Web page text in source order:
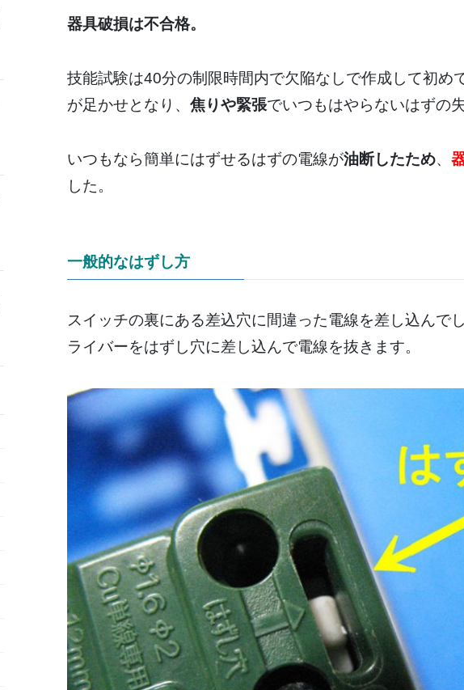
器具破損は不合格。
技能試験は40分の制限時間内で欠陥なしで作成して初め
が足かせとなり、 焦りや緊張でいつもはやらないはずの
いつもなら簡単にはずせるはずの電線が油断したため、
した。
一般的なはずし方
スイッチの裏にある差込穴に間違った電線を差し込んで
ライバーをはずし穴に差し込んで電線を抜きます。